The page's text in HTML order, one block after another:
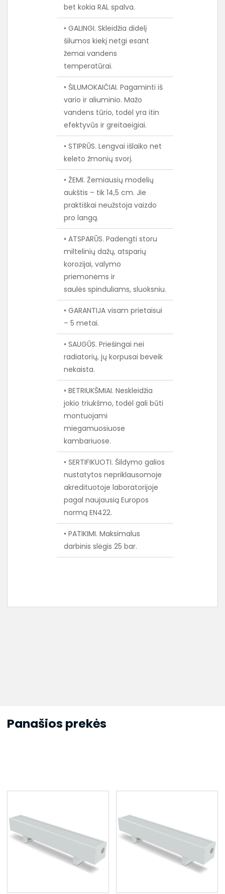
bet kokia RAL spalva.
• GALINGI. Skleidžia didelį
šilumos kiekį netgi esant
žemai vandens
temperatūrai.
• ŠILUMOKAIČIAI. Pagaminti iš
vario ir aliuminio. Mažo
vandens tūrio, todėl yra itin
efektyvūs ir greitaeigiai.
• STIPRŪS. Lengvai išlaiko net
keleto žmonių svorį.
• ŽEMI. Žemiausių modelių
aukštis – tik 14,5 cm. Jie
praktiškai neužstoja vaizdo
pro langą.
• ATSPARŪS. Padengti storu
miltelinių dažų, atsparių
korozijai, valymo
priemonėms ir
saulės spinduliams, sluoksniu.
• GARANTIJA visam prietaisui
– 5 metai.
• SAUGŪS. Priešingai nei
radiatorių, jų korpusai beveik
nekaista.
• BETRIUKŠMIAI. Neskleidžia
jokio triukšmo, todėl gali būti
montuojami
miegamuosiuose
kambariuose.
• SERTIFIKUOTI. Šildymo galios
nustatytos nepriklausomoje
akredituotoje laboratorijoje
pagal naujausią Europos
normą EN422.
• PATIKIMI. Maksimalus
darbinis slėgis 25 bar.
Panašios prekės